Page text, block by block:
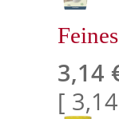
3,14
[